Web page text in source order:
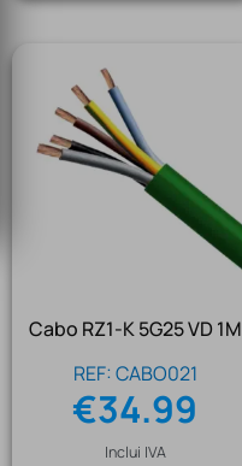
Cabo RZ1-K 5G25 VD 1M
REF: CABO021
€34.99
Inclui IVA